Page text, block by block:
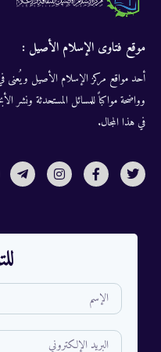
موقع فتاوى الإسلام الأصيل :
أحد مواقع مركز الإسلام الأصيل ويُعنى
وواضحة مواكباً للمسائل المستحدثة ونشر
في هذا المجال.